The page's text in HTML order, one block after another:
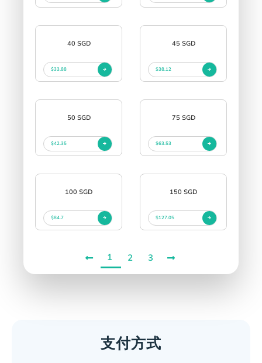
40 SGD
$33.88
45 SGD
$38.12
50 SGD
$42.35
75 SGD
$63.53
100 SGD
$84.7
150 SGD
$127.05
1 2 3
支付方式